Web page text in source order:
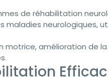
de réhabilitation
maladies neurologiques,
motrice, amélioration de